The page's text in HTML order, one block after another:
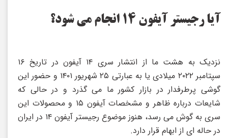
آیا رجیستر آیفون ۱۴ انجام می شود؟
نزدیک به هشت ما از انتشار سری ۱۴ آیفون در تاریخ ۱۶
سپتامبر ۲۰۲۲ میلادی یا به عبارتی ۲۵ شهریور ۱۴۰۱ و حضور این
گوشی پرطرفدار در بازار کشور ما می گذرد و در حالی که
شایعات درباره ظاهر و مشخصات آیفون ۱۵ و محصولات این
سری به گوش می رسد، هنوز موضوع رجیستر آیفون ۱۴ در ایران
در حاله ای از ابهام قرار دارد.